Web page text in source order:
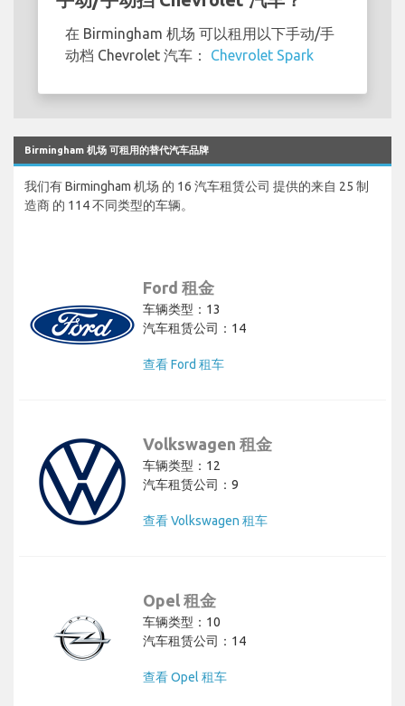
在 Birmingham 机场 可以租用以下手动/手
动档 Chevrolet 汽车： Chevrolet Spark
Birmingham 机场 可租用的替代汽车品牌
我们有 Birmingham 机场 的 16 汽车租赁公司 提供的来自 25 制
造商 的 114 不同类型的车辆。
Ford 租金
车辆类型：13
汽车租赁公司：14
查看 Ford 租车
Volkswagen 租金
车辆类型：12
汽车租赁公司：9
查看 Volkswagen 租车
Opel 租金
车辆类型：10
汽车租赁公司：14
查看 Opel 租车